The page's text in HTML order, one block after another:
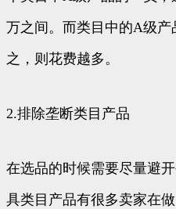
万之间。而类目中的A级产
之，则花费越多。
2.排除垄断类目产品
在选品的时候需要尽量避
具类目产品有很多卖家在